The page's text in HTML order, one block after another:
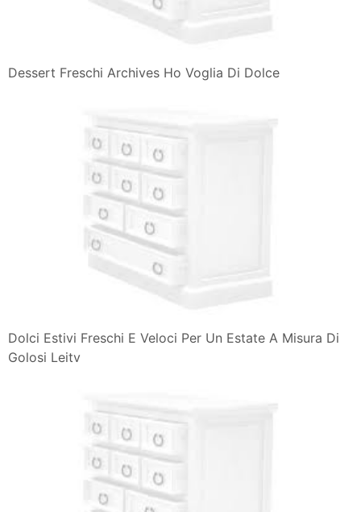
Dessert Freschi Archives Ho Voglia Di Dolce
Dolci Estivi Freschi E Veloci Per Un Estate A Misura Di
Golosi Leitv